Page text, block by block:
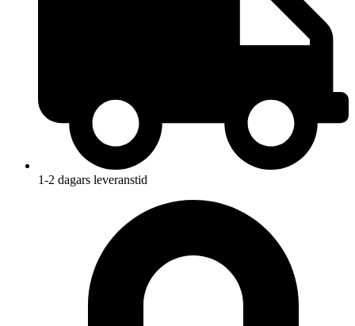
1-2 dagars leveranstid